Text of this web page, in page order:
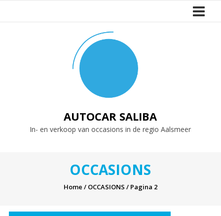
AUTOCAR SALIBA
In- en verkoop van occasions in de regio Aalsmeer
OCCASIONS
Home / OCCASIONS / Pagina 2